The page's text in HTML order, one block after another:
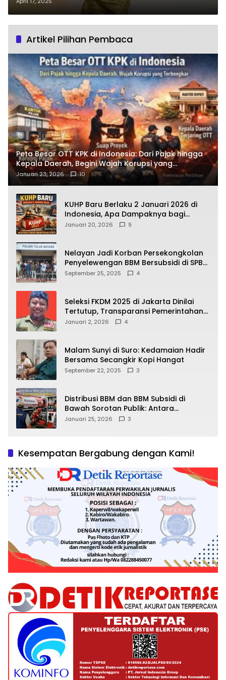
Artikel Pilihan Pembaca
Peta Besar OTT KPK di Indonesia: Dari Pajak hingga
Kepala Daerah, Begini Wajah Korupsi yang
Terbongkar
Januari 23, 2026 10
KUHP Baru Berlaku 2 Januari 2026 di
Indonesia, Apa Dampaknya bagi
Kehidupan Warga? Ini Aturan Kunci
Januari 20, 2026 9
Nelayan Jadi Korban Persekongkolan
Penyelewengan BBM Bersubsidi di SPBU
64.78809 Teluk Batang
September 25, 2025 4
Seleksi FKDM 2025 di Jakarta Dinilai
Tertutup, Transparansi Pemerintahan
Pramono–Rano Dipertanyakan
Januari 2, 2026 4
Malam Sunyi di Suro: Kedamaian Hadir
Bersama Secangkir Kopi Hangat
September 22, 2025 3
Distribusi BBM dan BBM Subsidi di
Bawah Sorotan Publik: Antara
Kepentingan Negara, Hak Konsumen,
Januari 25, 2026 3
Kesempatan Bergabung dengan Kami!